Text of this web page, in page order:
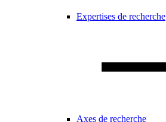
Expertises de recherche
Axes de recherche